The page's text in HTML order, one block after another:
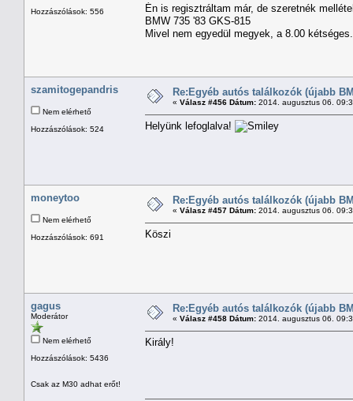
Hozzászólások: 556
Én is regisztráltam már, de szeretnék
BMW 735 '83 GKS-815
Mivel nem egyedül megyek, a 8.00
szamitogepandris
Nem elérhető
Hozzászólások: 524
Re:Egyéb autós találkozók (újabb
« Válasz #456 Dátum: 2014. augusztus 06.
Helyünk lefoglalva!
moneytoo
Nem elérhető
Hozzászólások: 691
Re:Egyéb autós találkozók (újabb
« Válasz #457 Dátum: 2014. augusztus 06.
Köszi
gagus
Moderátor
Nem elérhető
Hozzászólások: 5436
Csak az M30 adhat erőt!
Re:Egyéb autós találkozók (újabb
« Válasz #458 Dátum: 2014. augusztus 06.
Király!